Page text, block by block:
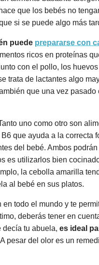
que los bebés no
si se puede algo más
puede prepararse con
ricos en proteínas
con el pollo, los
trata de lactantes algo
que una vez
uno como otro son
que ayuda a la
del bebé. Ambos
es utilizarlos bien
la cebolla amarilla
al bebé en sus platos.
todo el mundo y te
deberás tener en
decía tu abuela, es ideal
pesar del olor es un